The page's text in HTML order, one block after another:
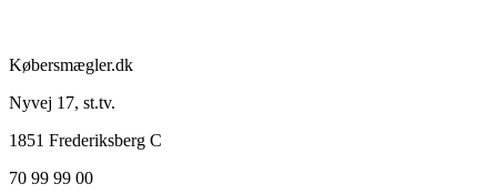
Købersmægler.dk
Nyvej 17, st.tv.
1851 Frederiksberg C
70 99 99 00